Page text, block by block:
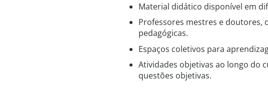
Material didático disponível em
Professores mestres e doutores,
pedagógicas.
Espaços coletivos para
Atividades objetivas ao longo do
questões objetivas.